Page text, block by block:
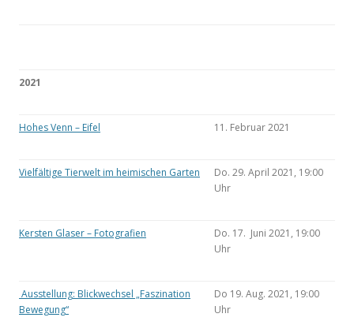
2021
Hohes Venn – Eifel 11. Februar 2021
Vielfältige Tierwelt im heimischen Garten
Do. 29. April 2021, 19:00
Uhr
Kersten Glaser – Fotografien
Do. 17. Juni 2021, 19:00
Uhr
Ausstellung: Blickwechsel „Faszination
Bewegung“
Do 19. Aug. 2021, 19:00
Uhr